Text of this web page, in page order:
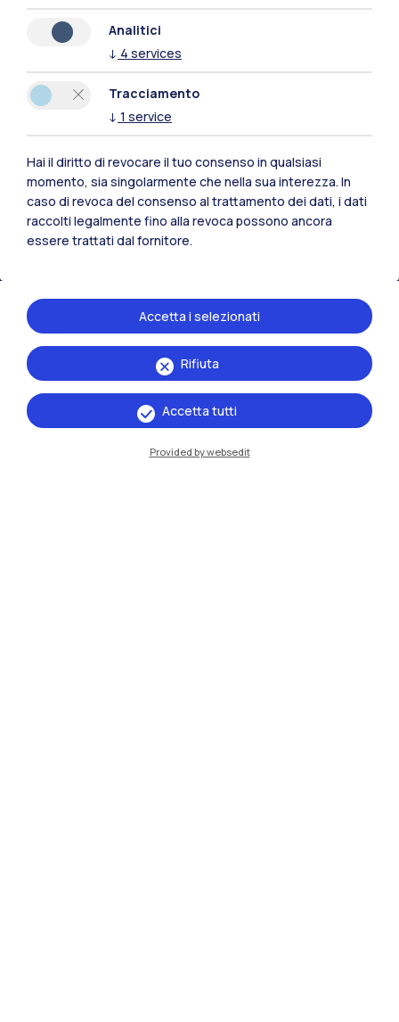
Polimi Community
Tutti i siti dell’ecosistema
Residenze Frontiere
Analitici
↓ 4 services
Tracciamento
↓ 1 service
Hai il diritto di revocare il tuo consenso in qualsiasi
momento, sia singolarmente che nella sua interezza. In
caso di revoca del consenso al trattamento dei dati, i dati
raccolti legalmente fino alla revoca possono ancora
essere trattati dal fornitore.
Rifiuta
Accetta i selezionati
Accetta tutti
Provided by websedit